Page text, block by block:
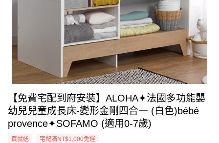
【免費宅配到府安裝】ALOHA✦法國多功能嬰
幼兒兒童成長床-變形金剛四合一 (白色)bébé
provence✦SOFAMO (適用0-7歲)
買就送 宅配滿NT$1,000免運